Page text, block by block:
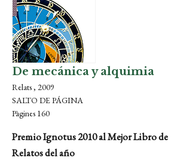
De mecánica y alquimia
Relats , 2009
SALTO DE PÁGINA
Pàgines 160
Premio Ignotus 2010 al Mejor Libro de
Relatos del año